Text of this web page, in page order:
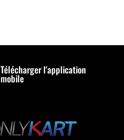
Télécharger l'application
mobile